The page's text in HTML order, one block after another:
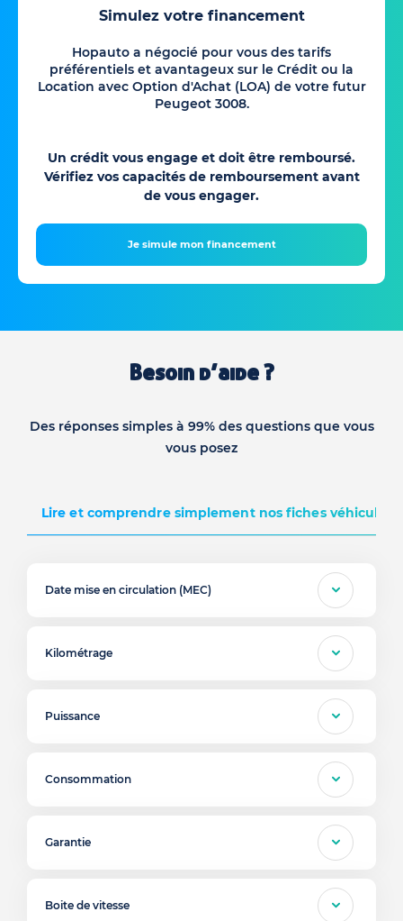
Simulez votre financement
Hopauto a négocié pour vous des tarifs
préférentiels et avantageux sur le Crédit ou la
Location avec Option d'Achat (LOA) de votre futur
Peugeot 3008.
Un crédit vous engage et doit être remboursé.
Vérifiez vos capacités de remboursement avant
de vous engager.
Je simule mon financement
Besoin d’aide ?
Des réponses simples à 99% des questions que vous
vous posez
Lire et comprendre simplement nos fiches véhicules
Date mise en circulation (MEC)
Kilométrage
Puissance
Consommation
Garantie
Boite de vitesse